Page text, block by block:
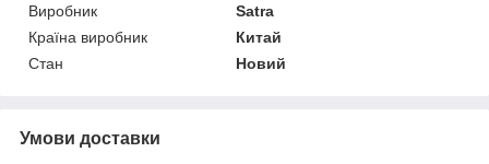
Виробник
Satra
Країна виробник
Китай
Стан
Новий
Умови доставки